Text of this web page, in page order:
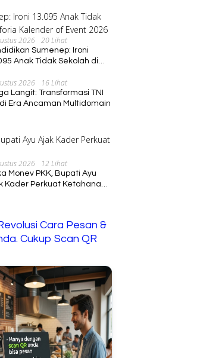
2026 20 Lihat
Sumenep: Ironi
Anak Tidak Sekolah di
2026
2026 16 Lihat
Langit: Transformasi TNI
Era Ancaman Multidomain
2026 12 Lihat
Monev PKK, Bupati Ayu
Kader Perkuat Ketahanan
Cara Pesan &
Cukup Scan QR